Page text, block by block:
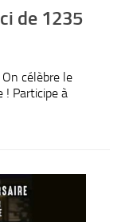
de 1235
On célèbre le
! Participe à